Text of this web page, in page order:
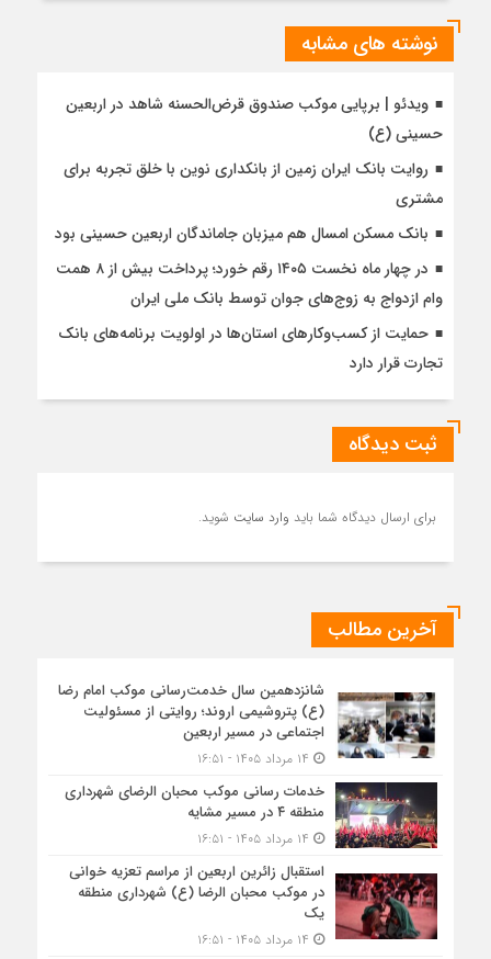
نوشته های مشابه
ویدئو | برپایی موکب صندوق قرض‌الحسنه شاهد در اربعین
حسینی (ع)
روایت بانک ایران زمین از بانکداری نوین با خلق تجربه برای
مشتری
بانک مسکن امسال هم میزبان جاماندگان اربعین حسینی بود
در چهار ماه نخست ۱۴۰۵ رقم خورد؛ پرداخت بیش از ۸ همت
وام ازدواج به زوج‌های جوان توسط بانک ملی ایران
حمایت از کسب‌وکارهای استان‌ها در اولویت برنامه‌های بانک
تجارت قرار دارد
ثبت دیدگاه
برای ارسال دیدگاه شما باید وارد سایت شوید.
آخرین مطالب
شانزدهمین سال خدمت‌رسانی موکب امام رضا
(ع) پتروشیمی اروند؛ روایتی از مسئولیت
اجتماعی در مسیر اربعین
خدمات رسانی موکب محبان الرضای شهرداری
منطقه ۴ در مسیر مشایه
استقبال زائرین اربعین از مراسم تعزیه خوانی
در موکب محبان الرضا (ع) شهرداری منطقه
یک